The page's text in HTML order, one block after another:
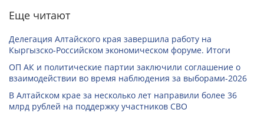
Еще читают
Делегация Алтайского края завершила работу на
Кыргызско-Российском экономическом форуме. Итоги
ОП АК и политические партии заключили соглашение о
взаимодействии во время наблюдения за выборами-2026
В Алтайском крае за несколько лет направили более 36
млрд рублей на поддержку участников СВО